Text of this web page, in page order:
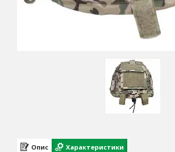
Опис Характеристики